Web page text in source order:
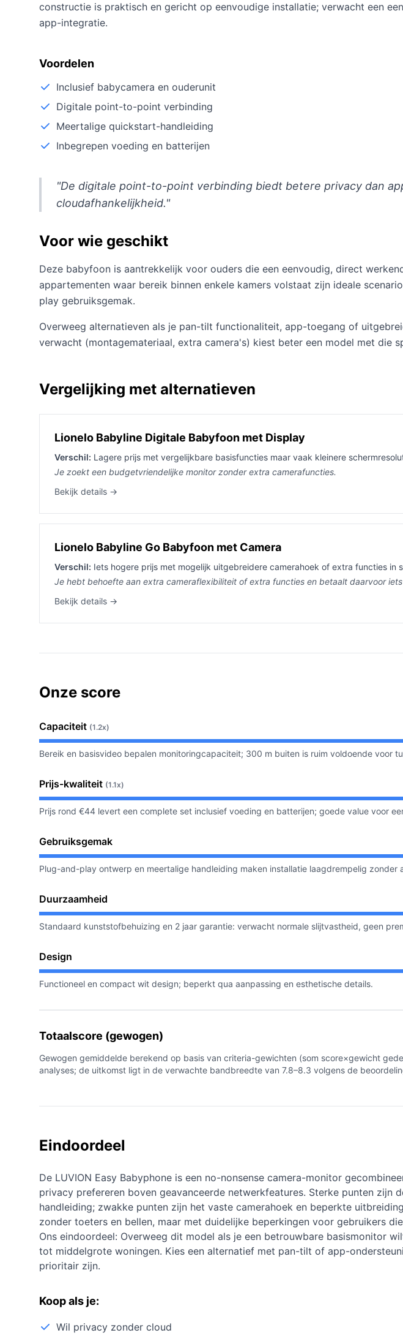
constructie is praktisch en gericht op eenvoudige installatie; verwacht een
app-integratie.
Voordelen
Inclusief babycamera en ouderunit
Digitale point-to-point verbinding
Meertalige quickstart-handleiding
Inbegrepen voeding en batterijen
"De digitale point-to-point verbinding biedt betere privacy dan
cloudafhankelijkheid."
Voor wie geschikt
Deze babyfoon is aantrekkelijk voor ouders die een eenvoudig, direct
appartementen waar bereik binnen enkele kamers volstaat zijn ideale
play gebruiksgemak.
Overweeg alternatieven als je pan-tilt functionaliteit, app-toegang of
verwacht (montagemateriaal, extra camera's) kiest beter een model met die
Vergelijking met alternatieven
Lionelo Babyline Digitale Babyfoon met Display
Verschil: Lagere prijs met vergelijkbare basisfuncties maar vaak kleinere
Je zoekt een budgetvriendelijke monitor zonder extra camerafuncties.
Bekijk details →
Lionelo Babyline Go Babyfoon met Camera
Verschil: Iets hogere prijs met mogelijk uitgebreidere camerahoek of extra functies in
Je hebt behoefte aan extra cameraflexibiliteit of extra functies en betaalt daarvoor iets
Bekijk details →
Onze score
Capaciteit (1.2x)
Bereik en basisvideo bepalen monitoringcapaciteit; 300 m buiten is ruim voldoende voor
Prijs-kwaliteit (1.1x)
Prijs rond €44 levert een complete set inclusief voeding en batterijen; goede value voor
Gebruiksgemak
Plug-and-play ontwerp en meertalige handleiding maken installatie laagdrempelig zonder
Duurzaamheid
Standaard kunststofbehuizing en 2 jaar garantie: verwacht normale slijtvastheid, geen
Design
Functioneel en compact wit design; beperkt qua aanpassing en esthetische details.
Totaalscore (gewogen)
Gewogen gemiddelde berekend op basis van criteria-gewichten (som score×gewicht
analyses; de uitkomst ligt in de verwachte bandbreedte van 7.8–8.3 volgens de
Eindoordeel
De LUVION Easy Babyphone is een no-nonsense camera-monitor
privacy prefereren boven geavanceerde netwerkfeatures. Sterke punten
handleiding; zwakke punten zijn het vaste camerahoek en beperkte
zonder toeters en bellen, maar met duidelijke beperkingen voor gebruikers
Ons eindoordeel: Overweeg dit model als je een betrouwbare basismonitor
tot middelgrote woningen. Kies een alternatief met pan-tilt of app-
prioritair zijn.
Koop als je:
Wil privacy zonder cloud